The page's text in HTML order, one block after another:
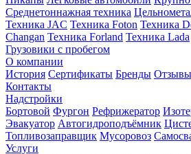
Среднетоннажная техника
Техника JAC Техника Foton Техника
Changan Техника Forland Техника Lada
Грузовики с пробегом
О компании
История Сертификаты Бренды Отзывы
Контакты
Надстройки
Бортовой Фургон Рефрижератор
Эвакуатор Автогидроподъёмник
Топливозаправщик Мусоровоз
Услуги